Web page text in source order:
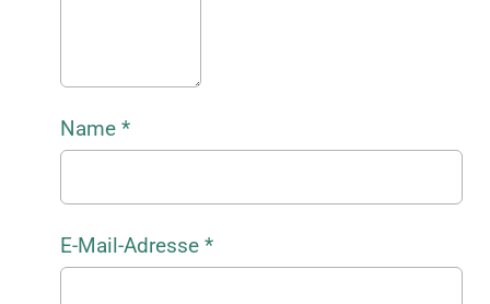
Name *
E-Mail-Adresse *